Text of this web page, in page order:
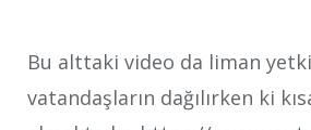
Bu alttaki video da liman
vatandaşların dağılırken ki